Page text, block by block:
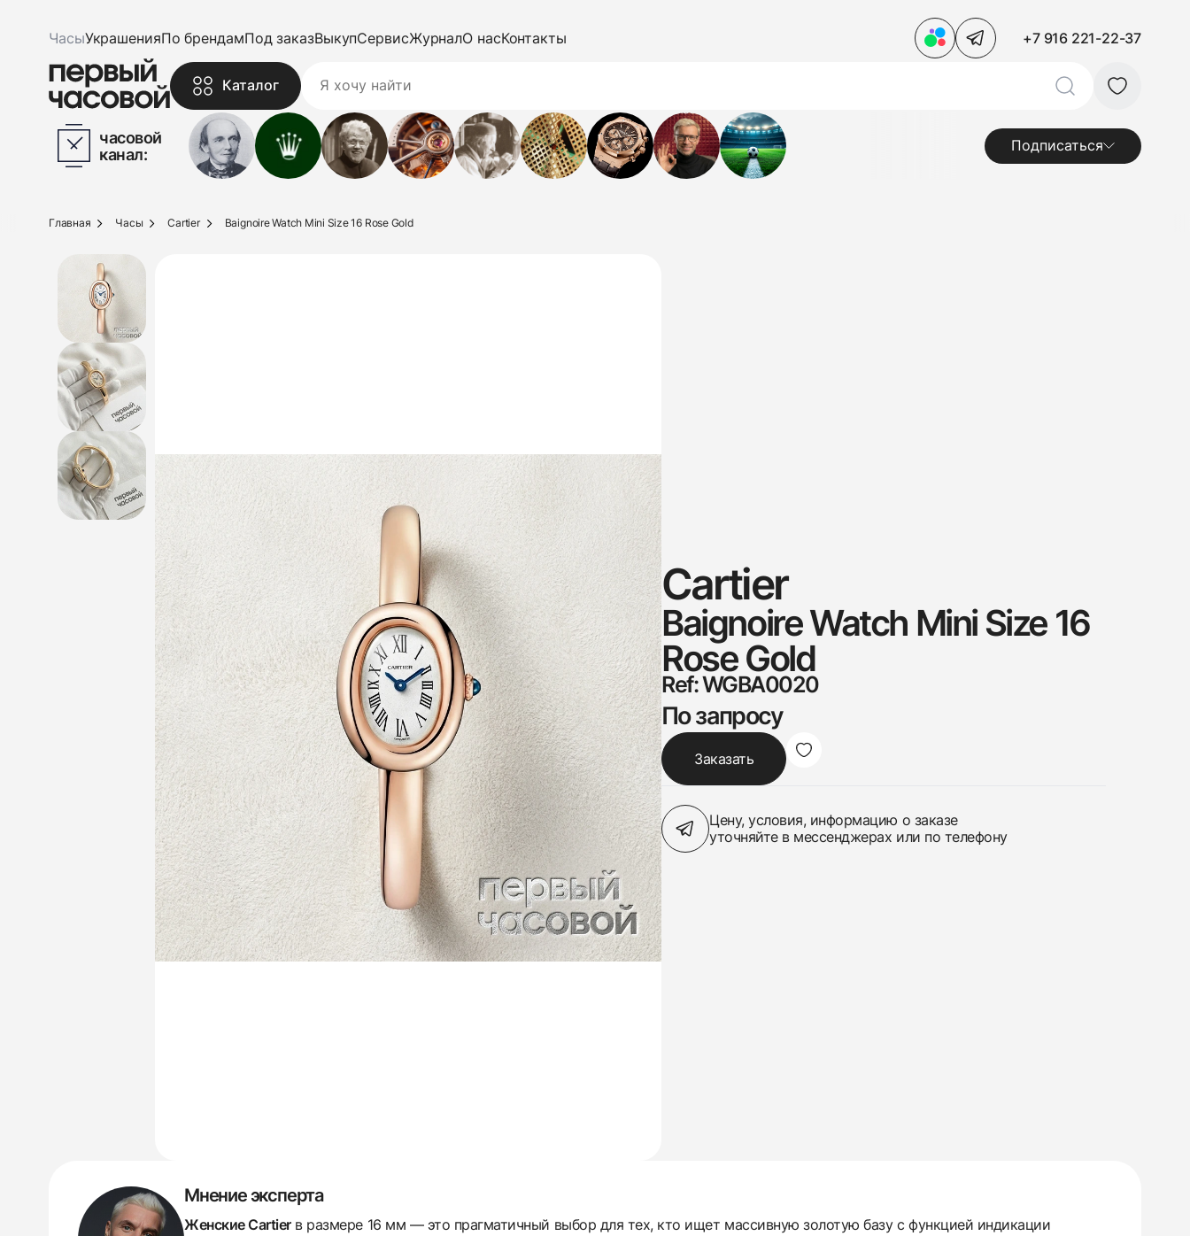
ЧасыУкрашенияПо брендамПод заказВыкупСервисЖурналО насКонтакты +7 916 221-22-37
Каталог
часовой
канал:
Подписаться
Главная Часы Cartier Baignoire Watch Mini Size 16 Rose Gold
Cartier
Baignoire Watch Mini Size 16
Rose Gold
Ref: WGBA0020
По запросу
Заказать
Цену, условия, информацию о заказе
уточняйте в мессенджерах или по телефону
Мнение эксперта
Женские Cartierв размере 16 мм — это прагматичный выбор для тех, кто ищет массивную золотую базу с функцией индикации